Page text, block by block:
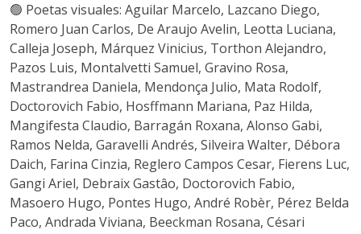
🟢 Poetas visuales: Aguilar Marcelo, Lazcano Diego,
Romero Juan Carlos, De Araujo Avelin, Leotta Luciana,
Calleja Joseph, Márquez Vinicius, Torthon Alejandro,
Pazos Luis, Montalvetti Samuel, Gravino Rosa,
Mastrandrea Daniela, Mendonça Julio, Mata Rodolf,
Doctorovich Fabio, Hosffmann Mariana, Paz Hilda,
Mangifesta Claudio, Barragán Roxana, Alonso Gabi,
Ramos Nelda, Garavelli Andrés, Silveira Walter, Débora
Daich, Farina Cinzia, Reglero Campos Cesar, Fierens Luc,
Gangi Ariel, Debraix Gastâo, Doctorovich Fabio,
Masoero Hugo, Pontes Hugo, André Robèr, Pérez Belda
Paco, Andrada Viviana, Beeckman Rosana, Césari